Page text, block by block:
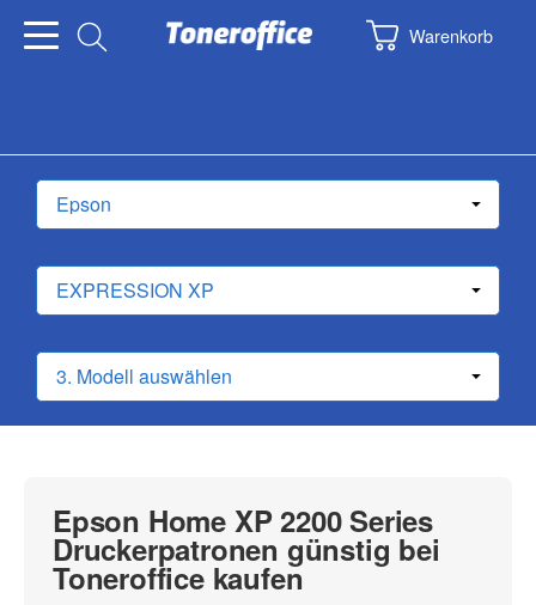
Warenkorb
Epson Home XP 2200 Series
Druckerpatronen günstig bei
Toneroffice kaufen